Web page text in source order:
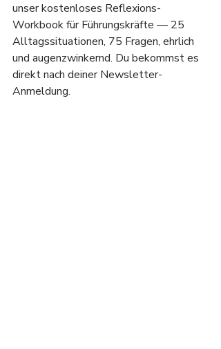
unser kostenloses Reflexions-
Workbook für Führungskräfte — 25
Alltagssituationen, 75 Fragen, ehrlich
und augenzwinkernd. Du bekommst es
direkt nach deiner Newsletter-
Anmeldung.